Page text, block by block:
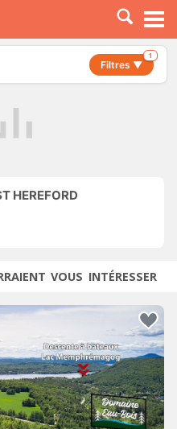
Filtres ▼
1
HEREFORD
VOUS INTÉRESSER